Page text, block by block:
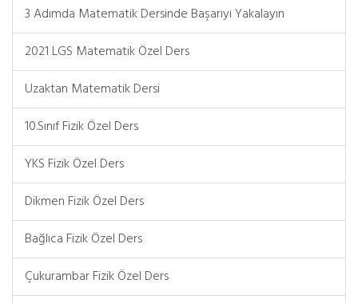
3 Adımda Matematik Dersinde Başarıyı Yakalayın
2021 LGS Matematik Özel Ders
Uzaktan Matematik Dersi
10.Sınıf Fizik Özel Ders
YKS Fizik Özel Ders
Dikmen Fizik Özel Ders
Bağlıca Fizik Özel Ders
Çukurambar Fizik Özel Ders